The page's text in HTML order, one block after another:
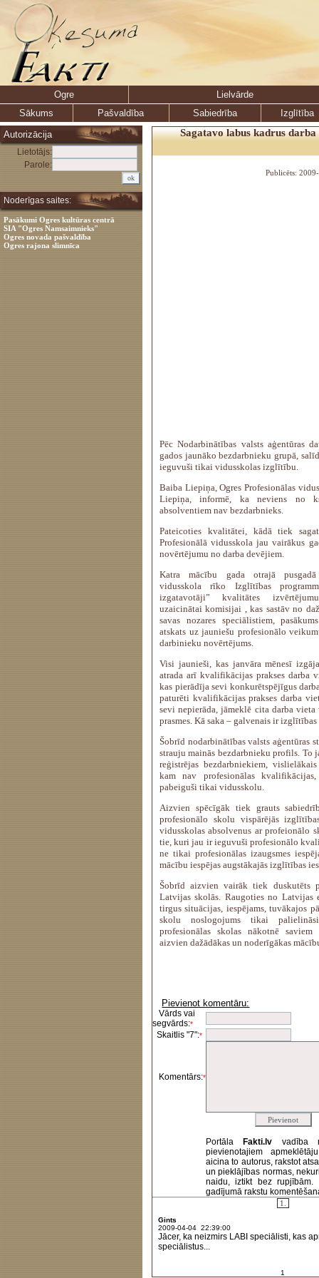
Ogre
Lielvārde
Sākums
Pašvaldība Sabiedrība
Izglītība
Autorizācija
Lietotājs:
Parole:
Noderīgas saites:
Pasākumi Ogres kultūras centrā
SIA "Ogres Namsaimnieks"
Ogres novada pašvaldība
Ogres rajona slimnīca
Sagatavo labus kadrus
Publicēts:
Pēc Nodarbinātības valsts aģentūras
gados jaunāko bezdarbnieku grupā,
ieguvuši tikai vidusskolas izglītību.
Baiba Liepiņa, Ogres Profesionālas
Liepiņa, informē, ka neviens no
absolventiem nav bezdarbnieks.
Pateicoties kvalitātei, kādā tiek
Profesionālā vidusskola jau vairākus
novērtējumu no darba devējiem.
Katra mācību gada otrajā pusgadā
vidusskola rīko Izglītības
izgatavotāji” kvalitātes
uzaicinātai komisijai , kas sastāv no
savas nozares speciālistiem,
atskats uz jauniešu profesionālo
darbinieku novērtējums.
Visi jaunieši, kas janvāra mēnesī
atrada arī kvalifikācijas prakses darba
kas pierādīja sevi konkurētspējīgus
paturēti kvalifikācijas prakses darba
sevi nepierāda, jāmeklē cita darba
prasmes. Kā saka – galvenais ir
Šobrīd nodarbinātības valsts aģentūras
strauju mainās bezdarbnieku profils. To
reģistrējas bezdarbniekiem,
kam nav profesionālas
pabeiguši tikai vidusskolu.
Aizvien spēcīgāk tiek grauts
profesionālo skolu vispārējās
vidusskolas absolvenus ar profeionālo
tie, kuri jau ir ieguvuši profesionālo
ne tikai profesionālas izaugsmes
mācību iespējas augstākajās izglītības
Šobrīd aizvien vairāk tiek duskutēts
Latvijas skolās. Raugoties no Latvijas
tirgus situācijas, iespējams, tuvākajos
skolu noslogojums tikai
profesionālas skolas nākotnē saviem
aizvien dažādākas un noderīgākas
Pievienot komentāru:
Vārds vai
segvārds:*
Skaitlis "7":*
Komentārs:*
Portāla Fakti.lv vadība
pievienotajiem
aicina to autorus, rakstot
un pieklājības normas,
naidu, iztikt bez rupjībām.
gadījumā rakstu
1.
Gints
2009-04-04 22:39:00
Jācer, ka neizmirs LABI speciālisti, kas
speciālistus...
1